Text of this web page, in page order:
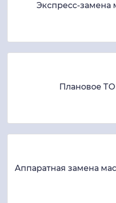
Экспресс-замена
Плановое ТО
Аппаратная замена